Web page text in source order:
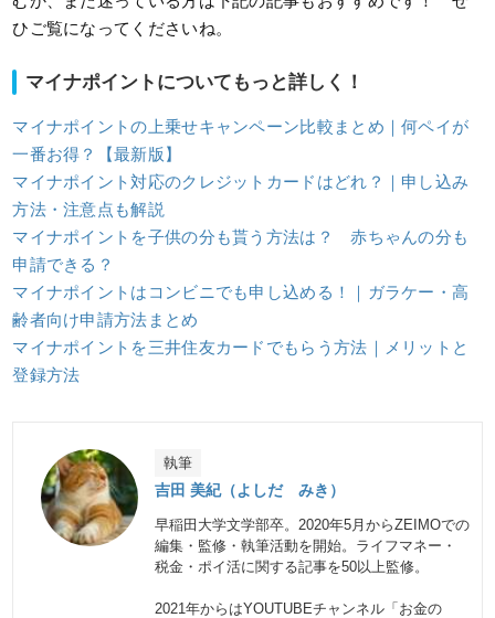
ひご覧になってくださいね。
マイナポイントについてもっと詳しく！
マイナポイントの上乗せキャンペーン比較まとめ｜何ペイが
一番お得？【最新版】
マイナポイント対応のクレジットカードはどれ？｜申し込み
方法・注意点も解説
マイナポイントを子供の分も貰う方法は？ 赤ちゃんの分も
申請できる？
マイナポイントはコンビニでも申し込める！｜ガラケー・高
齢者向け申請方法まとめ
マイナポイントを三井住友カードでもらう方法｜メリットと
登録方法
執筆
吉田 美紀（よしだ みき）
早稲田大学文学部卒。2020年5月からZEIMOでの
編集・監修・執筆活動を開始。ライフマネー・
税金・ポイ活に関する記事を50以上監修。
2021年からはYOUTUBEチャンネル「お金の